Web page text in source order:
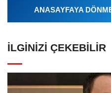
ANASAYFAYA
İLGINIZI ÇEKEBILIR